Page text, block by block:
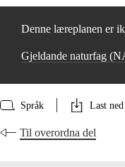
Denne læreplanen er
Gjeldande naturfag
Språk Last ned
Til overordna del